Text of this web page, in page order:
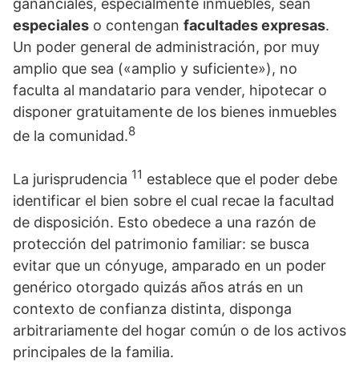
gananciales, especialmente inmuebles, sean
especiales o contengan facultades expresas.
Un poder general de administración, por muy
amplio que sea («amplio y suficiente»), no
faculta al mandatario para vender, hipotecar o
disponer gratuitamente de los bienes inmuebles
de la comunidad.8
La jurisprudencia 11 establece que el poder debe
identificar el bien sobre el cual recae la facultad
de disposición. Esto obedece a una razón de
protección del patrimonio familiar: se busca
evitar que un cónyuge, amparado en un poder
genérico otorgado quizás años atrás en un
contexto de confianza distinta, disponga
arbitrariamente del hogar común o de los activos
principales de la familia.